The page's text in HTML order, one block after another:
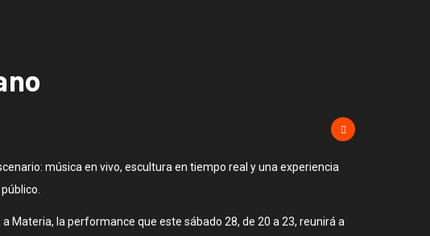
música en vivo, escultura en tiempo real y una experiencia
Materia, la performance que este sábado 28, de 20 a 23, reunirá a